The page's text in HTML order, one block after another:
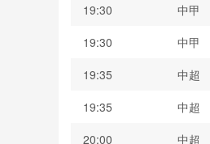
19:30
中甲
19:30
中甲
19:35
中超
19:35
中超
20:00
中超